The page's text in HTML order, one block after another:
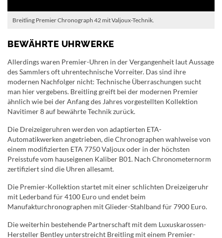
Breitling Premier Chronograph 42 mit Valjoux-Technik.
BEWÄHRTE UHRWERKE
Allerdings waren Premier-Uhren in der Vergangenheit laut Aussage
des Sammlers oft uhrentechnische Vorreiter. Das sind ihre
modernen Nachfolger nicht: Technische Überraschungen sucht
man hier vergebens. Breitling greift bei der modernen Premier
ähnlich wie bei der Anfang des Jahres vorgestellten Kollektion
Navitimer 8 auf bewährte Technik zurück.
Die Dreizeigeruhren werden von adaptierten ETA-
Automatikwerken angetrieben, die Chronographen wahlweise von
einem modifizierten ETA 7750 Valjoux oder in der höchsten
Preisstufe vom hauseigenen Kaliber B01. Nach Chronometernorm
zertifiziert sind die Uhren allesamt.
Die Premier-Kollektion startet mit einer schlichten Dreizeigeruhr
mit Lederband für 4100 Euro und endet beim
Manufakturchronographen mit Glieder-Stahlband für 7900 Euro.
Die weiterhin bestehende Partnerschaft mit dem Luxuskarossen-
Hersteller Bentley unterstreicht Breitling mit einem Premier-